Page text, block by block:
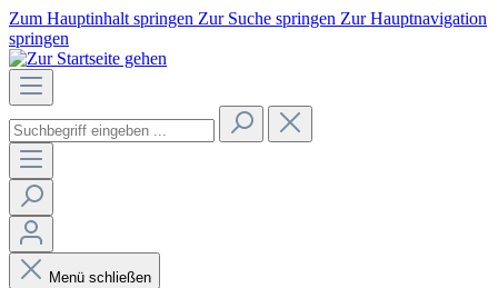
Zum Hauptinhalt springen Zur Suche springen Zur Hauptnavigation
springen
Menü schließen